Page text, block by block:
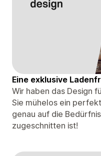
Eine exklusive
Wir haben das Design
Sie mühelos ein
genau auf die
zugeschnitten ist!